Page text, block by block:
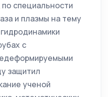
специальности
и плазмы на тему
с
защитил
ученой